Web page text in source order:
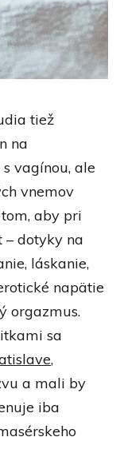
tiež
na
vagínou, ale
vnemov
aby pri
dotyky na
láskanie,
napätie
orgazmus.
sa
,
a mali by
iba